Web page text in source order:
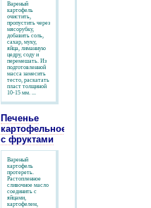
Вареный
картофель
очистить,
пропустить через
мясорубку,
добавить соль,
сахар, муку,
яйца, лиманную
цедру, соду и
перемешать. Из
подготовленной
масса замесить
тесто, раскатать
пласт толщиной
10-15 мм. ...
Печенье
картофельное
с фруктами
Вареный
картофель
протереть.
Растопленное
сливочное масло
соединить с
яйцами,
картофелем,